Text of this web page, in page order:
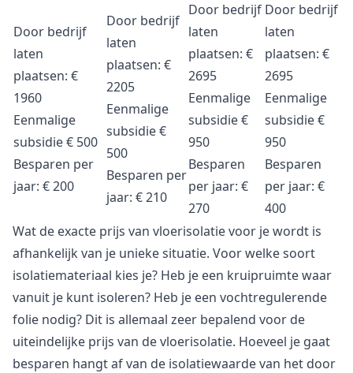
Door bedrijf
laten
plaatsen: €
1960
Eenmalige
subsidie€ 500
Besparen per
jaar: € 200
Door bedrijf
laten
plaatsen: €
2205
Eenmalige
subsidie€
500
Besparen per
jaar: € 210
Door bedrijf
laten
plaatsen: €
2695
Eenmalige
subsidie€
950
Besparen
per jaar: €
270
Door bedrijf
laten
plaatsen: €
2695
Eenmalige
subsidie€
950
Besparen
per jaar: €
400
Wat de exacte prijs van vloerisolatie voor je wordt is
afhankelijk van je unieke situatie. Voor welke soort
isolatiemateriaal kies je? Heb je een kruipruimte waar
vanuit je kunt isoleren? Heb je een vochtregulerende
folie nodig? Dit is allemaal zeer bepalend voor de
uiteindelijke prijs van de vloerisolatie. Hoeveel je gaat
besparen hangt af van de isolatiewaarde van het door